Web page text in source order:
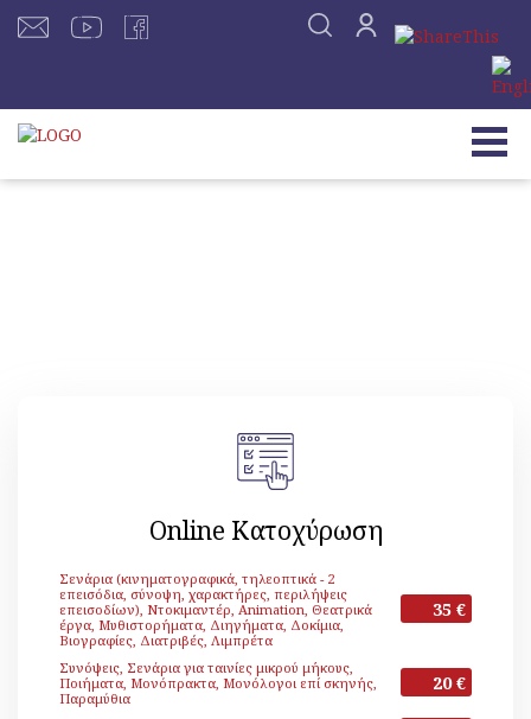
Online Κατοχύρωση
Σενάρια (κινηματογραφικά, τηλεοπτικά - 2
επεισόδια, σύνοψη, χαρακτήρες, περιλήψεις
επεισοδίων), Ντοκιμαντέρ, Animation, Θεατρικά
έργα, Μυθιστορήματα, Διηγήματα, Δοκίμια,
Βιογραφίες, Διατριβές, Λιμπρέτα
35 €
Συνόψεις, Σενάρια για ταινίες μικρού μήκους,
Ποιήματα, Μονόπρακτα, Μονόλογοι επί σκηνής,
Παραμύθια
20 €